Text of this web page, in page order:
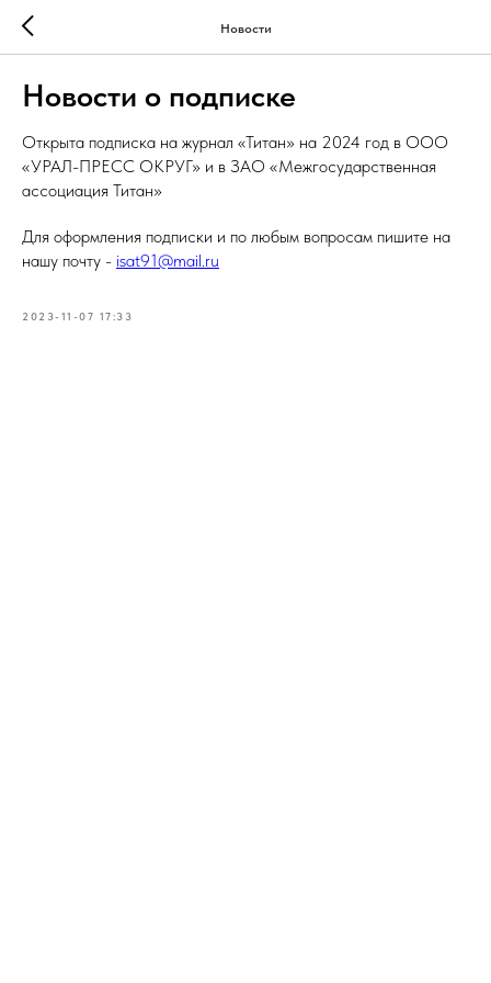
Новости
Новости о подписке
Открыта подписка на журнал «Титан» на 2024 год в ООО
«УРАЛ-ПРЕСС ОКРУГ» и в ЗАО «Межгосударственная
ассоциация Титан»
Для оформления подписки и по любым вопросам пишите на
нашу почту - isat91@mail.ru
2023-11-07 17:33